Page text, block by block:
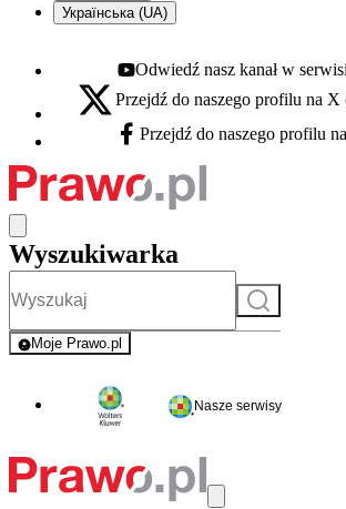
Українська (UA)
Youtube - otwiera się w nowej karcie
Odwiedź nasz kanał w
X - otwiera się w nowej karcie
Przejdź do naszego profilu na
Facebook - otwiera się w nowej karcie
Przejdź do naszego profilu
Wyszukiwarka
Szukaj
Moje Prawo.pl
- rejestracja i logowanie do serwisu
Nasze serwisy